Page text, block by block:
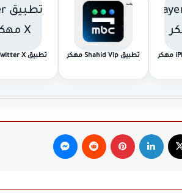
تطبيق Shahid Vip مهكر تطبيق Twitter X مهكر
لينكدإن بينتيريست ماسنجر